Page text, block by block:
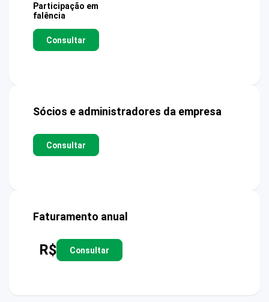
Participação em
falência
Consultar
Sócios e administradores da empresa
Consultar
Faturamento anual
R$ Consultar